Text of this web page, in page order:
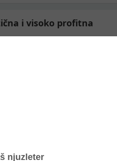
i visoko profitna
problema, kada državne institucije i
ovaj problem, kada zakoni nisu
niti krivično goni počinioce zločina,
nisko-rizične. Naime, rizik od
niži u poređenju sa rizicima sa
žrtve često nisu spremne da prijave
od osvete i ostalim
tržište koje je profitabilno za
i konstantna tražnja za jeftinom,
pružaju žrtve trgovine ljudima. Volja
rad podstiče trgovce radnom